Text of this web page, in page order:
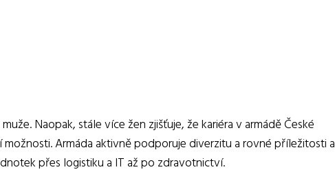
Naopak, stále více žen zjišťuje, že kariéra v armádě České
Armáda aktivně podporuje diverzitu a rovné příležitosti a
přes logistiku a IT až po zdravotnictví.